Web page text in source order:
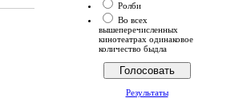
Ролби
Во всех
вышеперечисленных
кинотеатрах одинаковое
количество быдла
Результаты